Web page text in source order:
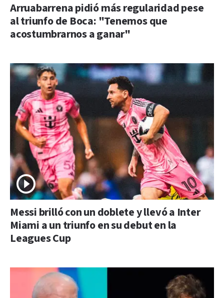
Arruabarrena pidió más regularidad pese
al triunfo de Boca: "Tenemos que
acostumbrarnos a ganar"
Messi brilló con un doblete y llevó a Inter
Miami a un triunfo en su debut en la
Leagues Cup